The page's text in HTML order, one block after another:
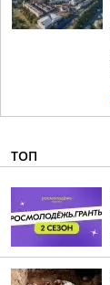
ТОП